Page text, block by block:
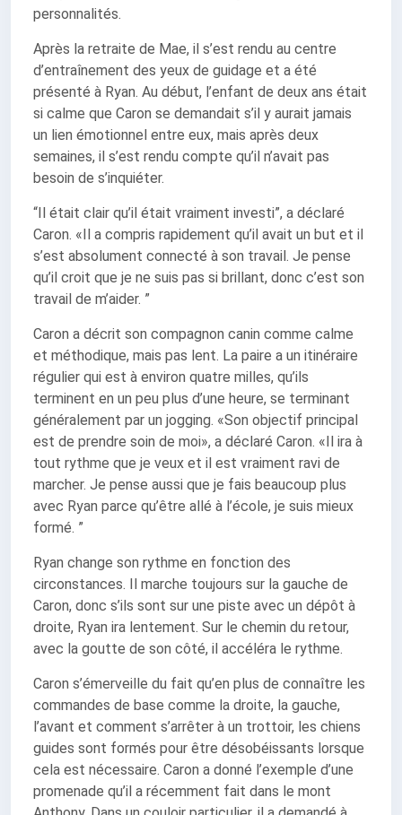
personnalités.
Après la retraite de Mae, il s’est rendu au centre
d’entraînement des yeux de guidage et a été
présenté à Ryan. Au début, l’enfant de deux ans était
si calme que Caron se demandait s’il y aurait jamais
un lien émotionnel entre eux, mais après deux
semaines, il s’est rendu compte qu’il n’avait pas
besoin de s’inquiéter.
“Il était clair qu’il était vraiment investi”, a déclaré
Caron. «Il a compris rapidement qu’il avait un but et il
s’est absolument connecté à son travail. Je pense
qu’il croit que je ne suis pas si brillant, donc c’est son
travail de m’aider. ”
Caron a décrit son compagnon canin comme calme
et méthodique, mais pas lent. La paire a un itinéraire
régulier qui est à environ quatre milles, qu’ils
terminent en un peu plus d’une heure, se terminant
généralement par un jogging. «Son objectif principal
est de prendre soin de moi», a déclaré Caron. «Il ira à
tout rythme que je veux et il est vraiment ravi de
marcher. Je pense aussi que je fais beaucoup plus
avec Ryan parce qu’être allé à l’école, je suis mieux
formé. ”
Ryan change son rythme en fonction des
circonstances. Il marche toujours sur la gauche de
Caron, donc s’ils sont sur une piste avec un dépôt à
droite, Ryan ira lentement. Sur le chemin du retour,
avec la goutte de son côté, il accéléra le rythme.
Caron s’émerveille du fait qu’en plus de connaître les
commandes de base comme la droite, la gauche,
l’avant et comment s’arrêter à un trottoir, les chiens
guides sont formés pour être désobéissants lorsque
cela est nécessaire. Caron a donné l’exemple d’une
promenade qu’il a récemment fait dans le mont